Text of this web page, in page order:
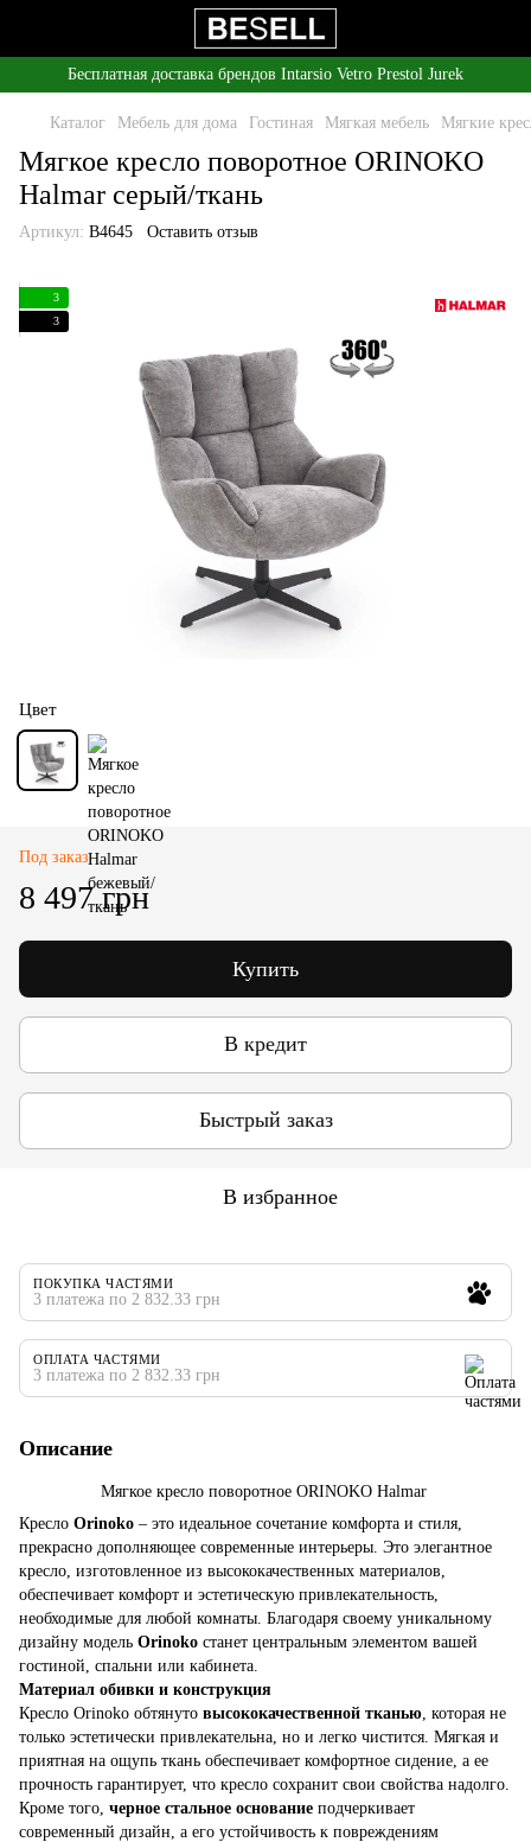
Бесплатная доставка брендов Intarsio Vetro Prestol Jurek
Каталог Мебель для дома Гостиная Мягкая мебель Мягкие
Мягкое кресло поворотное ORINOKO
Halmar серый/ткань
Артикул: B4645 Оставить отзыв
3
3
Цвет
Под заказ
8 497 грн
Купить
В кредит
Быстрый заказ
В избранное
ПОКУПКА ЧАСТЯМИ
3 платежа по 2 832.33 грн
ОПЛАТА ЧАСТЯМИ
3 платежа по 2 832.33 грн
Описание
Мягкое кресло поворотное ORINOKO Halmar
Кресло Orinoko – это идеальное сочетание комфорта и стиля,
прекрасно дополняющее современные интерьеры. Это элегантное
кресло, изготовленное из высококачественных материалов,
обеспечивает комфорт и эстетическую привлекательность,
необходимые для любой комнаты. Благодаря своему уникальному
дизайну модель Orinoko станет центральным элементом вашей
гостиной, спальни или кабинета.
Материал обивки и конструкция
Кресло Orinoko обтянуто высококачественной тканью , которая не
только эстетически привлекательна, но и легко чистится. Мягкая и
приятная на ощупь ткань обеспечивает комфортное сидение, а ее
прочность гарантирует, что кресло сохранит свои свойства надолго.
Кроме того, черное стальное основание подчеркивает
современный дизайн, а его устойчивость к повреждениям